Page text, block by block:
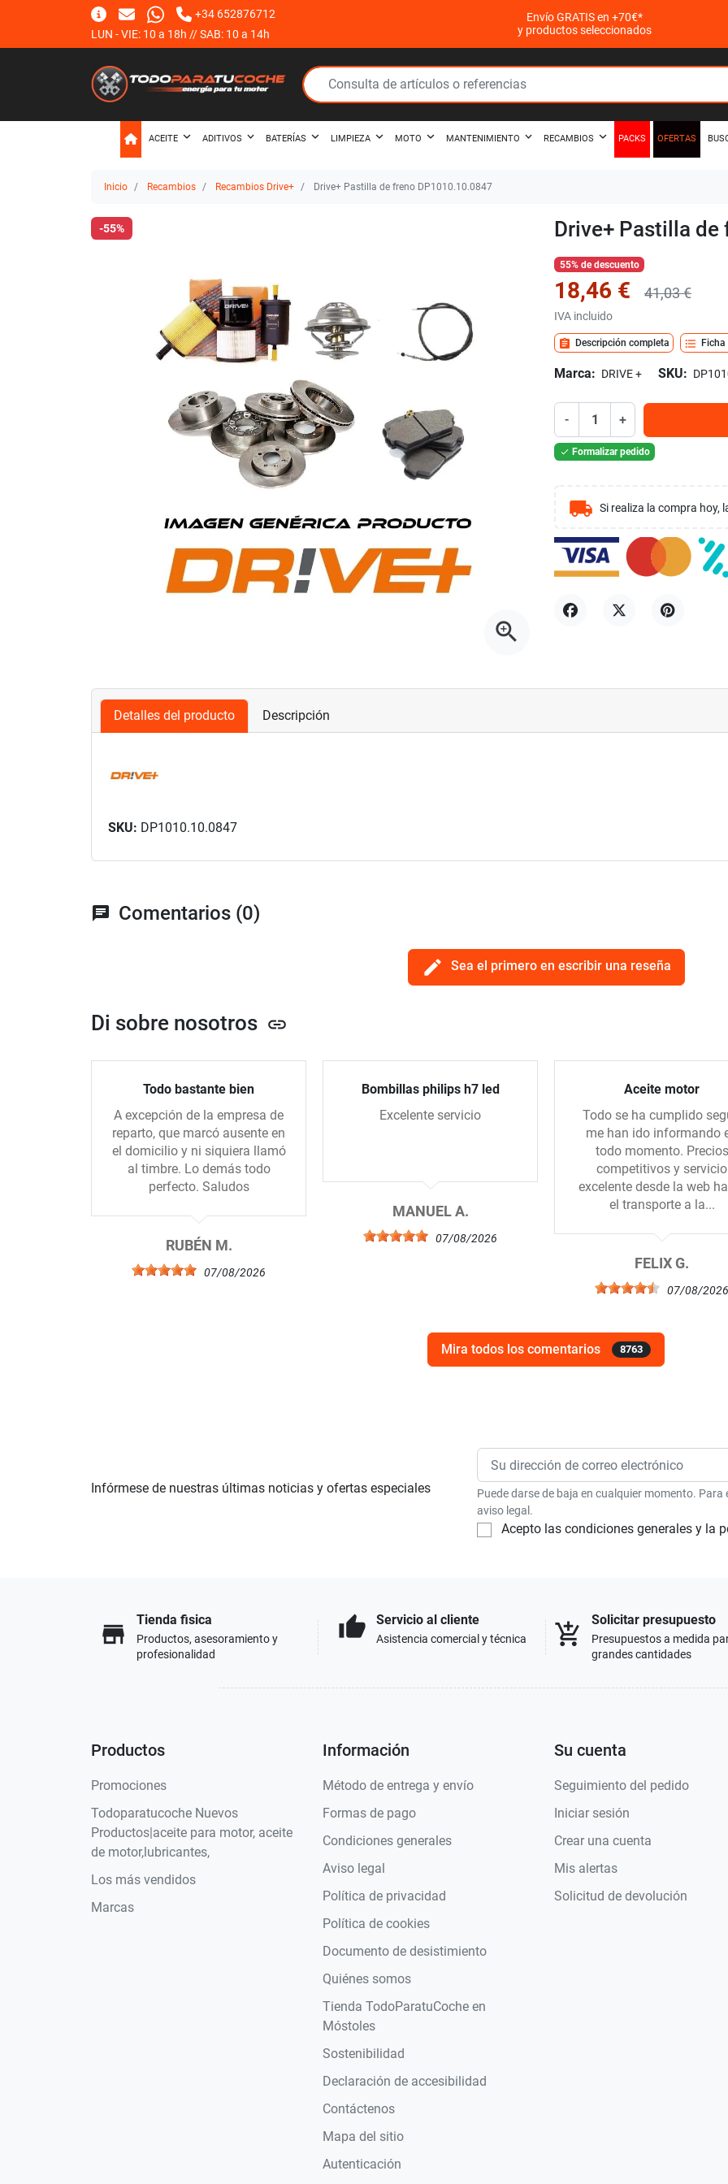
+34 652876712
LUN - VIE: 10 a 18h // SAB: 10 a 14h
Envío GRATIS en +70€*
y productos seleccionados
ACEITE ADITIVOS BATERÍAS LIMPIEZA MOTO MANTENIMIENTO RECAMBIOS PACKS OFERTAS
Inicio Recambios Recambios Drive+ Drive+ Pastilla de freno DP1010.10.0847
-55%
zoom_in
Drive+ Pastilla
55% de descuento
18,46 € 41,03 €
IVA incluido
assignment Descripción completa format_list_bulleted Ficha
Marca: DRIVE + SKU:
- +
 Formalizar pedido
local_shipping Si realiza la compra hoy,
Detalles del producto Descripción
SKU: DP1010.10.0847
chat Comentarios (0)
edit Sea el primero en escribir una reseña
Di sobre nosotros link
Todo bastante bien
A excepción de la empresa de
reparto, que marcó ausente en
el domicilio y ni siquiera llamó
al timbre. Lo demás todo
perfecto. Saludos
RUBÉN M.
07/08/2026
Bombillas philips h7 led
Excelente servicio
MANUEL A.
07/08/2026
Aceite motor
Todo se ha cumplido
me han ido informando
todo momento. Precios
competitivos y servicio
excelente desde la web
el transporte a la...
FELIX G.
07/08/2026
Mira todos los comentarios 8763
Infórmese de nuestras últimas noticias y ofertas especiales
Puede darse de baja en cualquier momento.
aviso legal.
Acepto las condiciones generales y la
store
Tienda fisica
Productos, asesoramiento y
profesionalidad
thumb_up Servicio al cliente
Asistencia comercial y técnica add_shopping_cart
Solicitar presupuesto
Presupuestos a medida
grandes cantidades
Productos
Promociones
Todoparatucoche Nuevos
Productos|aceite para motor, aceite
de motor,lubricantes,
Los más vendidos
Marcas
Información
Método de entrega y envío
Formas de pago
Condiciones generales
Aviso legal
Política de privacidad
Política de cookies
Documento de desistimiento
Quiénes somos
Tienda TodoParatuCoche en
Móstoles
Sostenibilidad
Declaración de accesibilidad
Contáctenos
Mapa del sitio
Autenticación
Su cuenta
Seguimiento del pedido
Iniciar sesión
Crear una cuenta
Mis alertas
Solicitud de devolución